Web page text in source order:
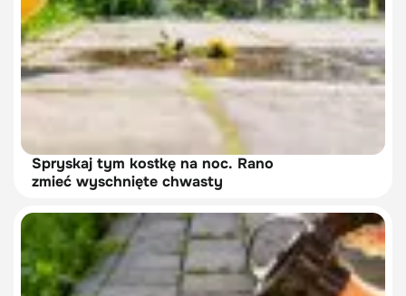
Spryskaj tym kostkę na noc. Rano
zmieć wyschnięte chwasty